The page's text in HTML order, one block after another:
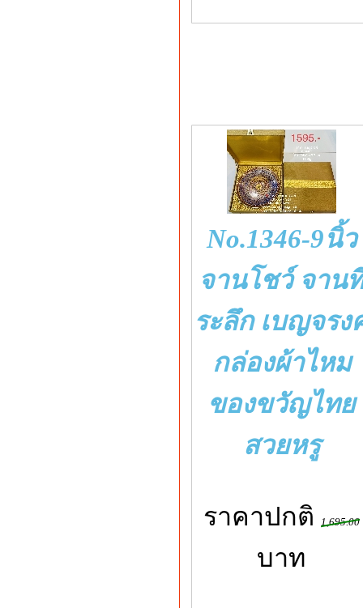
No.1346-9นิ้ว
จานโชว์ จานที่
ระลึก เบญจรง
กล่องผ้าไหม
ของขวัญไทย
สวยหรู
ราคาปกติ 1,695.00
บาท